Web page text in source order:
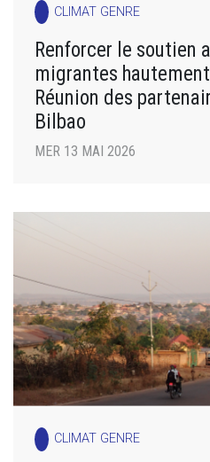
CLIMAT GENRE
Renforcer le soutien
migrantes
Réunion des
Bilbao
MER 13 MAI 2026
CLIMAT GENRE